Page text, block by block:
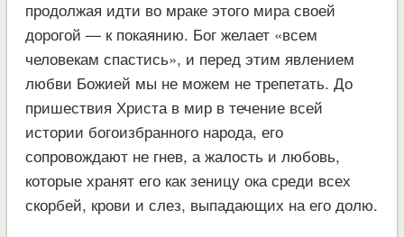
продолжая идти во мраке этого мира своей
дорогой — к покаянию. Бог желает «всем
человекам спастись», и перед этим явлением
любви Божией мы не можем не трепетать. До
пришествия Христа в мир в течение всей
истории богоизбранного народа, его
сопровождают не гнев, а жалость и любовь,
которые хранят его как зеницу ока среди всех
скорбей, крови и слез, выпадающих на его долю.